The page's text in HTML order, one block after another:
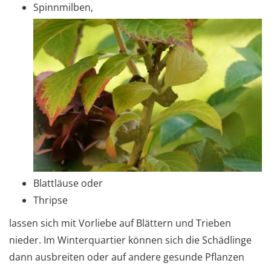
Spinnmilben,
Blattläuse oder
Thripse
lassen sich mit Vorliebe auf Blättern und Trieben
nieder. Im Winterquartier können sich die Schädlinge
dann ausbreiten oder auf andere gesunde Pflanzen